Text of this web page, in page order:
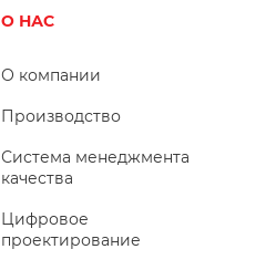
О НАС
О компании
Производство
Система менеджмента
качества
Цифровое
проектирование